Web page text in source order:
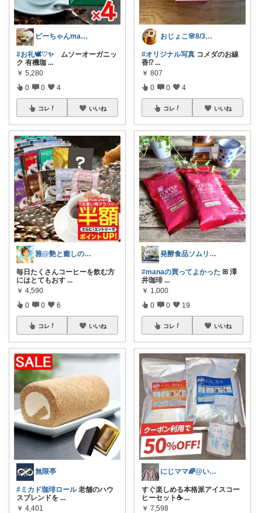
ピーちゃんmama🐩🎶感謝💎🙏
#お礼🕊️♡✨ ムソーオーガニッ
ク 有機珈 ...
￥ 5,280
0 0 4
コレ いいね
雅@艶と癒しの開運セカンドライフ
毎日たくさんコーヒーを飲む方
にはとてもおす ...
￥ 4,590
0 0 6
コレ いいね
無限亭
#ミカド珈琲ロール老舗のハウ
スブレンドを ...
￥ 4,401
おじょこ🌸8/3購入感謝🙏✨✨
#オリジナル写真 コメダのお線
香⁉️...
￥ 807
0 0 4
コレ いいね
発酵食品ソムリエmana
#manaの買ってよかった ꕤ 澤
井珈琲 ...
￥ 1,000
0 0 19
コレ いいね
にじママ🌈@いつもありがとうございます
すぐ楽しめる本格派アイスコー
ヒーセット☕️ ...
￥ 7,598